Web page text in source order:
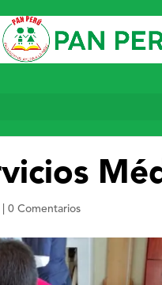
0 Comentarios